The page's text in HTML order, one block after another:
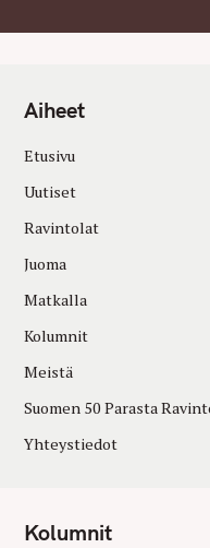
Aiheet
Etusivu
Uutiset
Ravintolat
Juoma
Matkalla
Kolumnit
Meistä
Suomen 50 Parasta
Yhteystiedot
Kolumnit